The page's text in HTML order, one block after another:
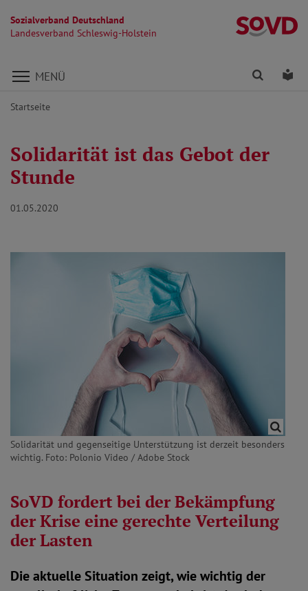
Sozialverband Deutschland
Landesverband Schleswig-Holstein
Direkt zu den Inhalten springen
MENÜ Finden
Startseite
Solidarität ist das Gebot der
Stunde
01.05.2020
Solidarität und gegenseitige Unterstützung ist derzeit besonders
wichtig. Foto: Polonio Video / Adobe Stock
SoVD fordert bei der Bekämpfung
der Krise eine gerechte Verteilung
der Lasten
Die aktuelle Situation zeigt, wie wichtig der